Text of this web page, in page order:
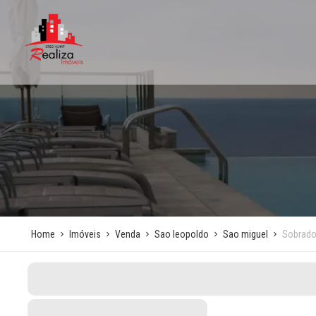
Home Imóveis Venda Sao leopoldo Sao miguel Sobrado